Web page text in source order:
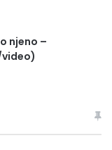
njeno –